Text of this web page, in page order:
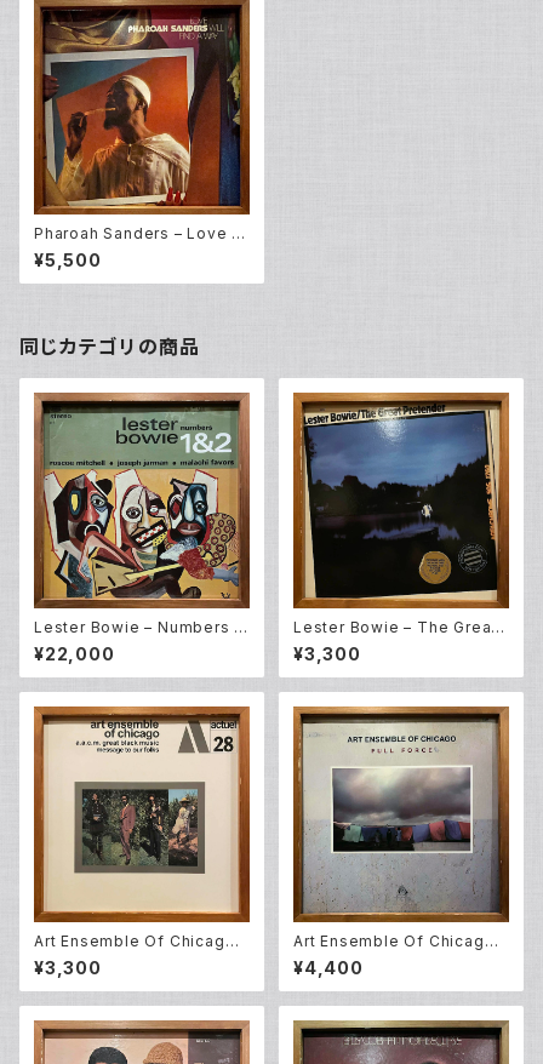
Pharoah Sanders – Love W
ill Find A Way (LP)
¥5,500
同じカテゴリの商品
Lester Bowie – Numbers 1
&2 (LP)
¥22,000
Lester Bowie – The Great
Pretender (LP)
¥3,300
Art Ensemble Of Chicago –
Message To Our Folks (L
P)
¥3,300
Art Ensemble Of Chicago –
Full Force (LP)
¥4,400